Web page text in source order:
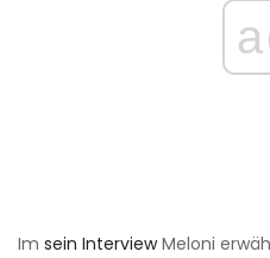
Im sein InterviewMeloni